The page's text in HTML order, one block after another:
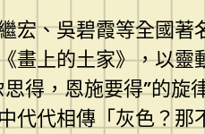
宏、吳碧霞等全國
畫上的土家》，以
得，恩施要得”的
代代相傳「灰色？